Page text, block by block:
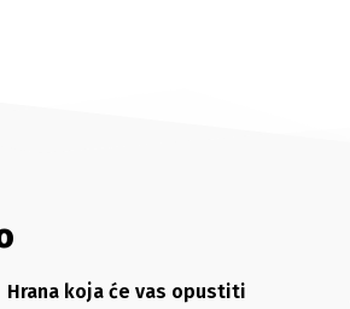
Hrana koja će vas opustiti